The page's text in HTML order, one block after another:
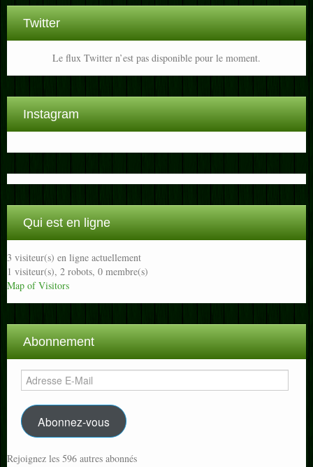
Twitter
Le flux Twitter n’est pas disponible pour le moment.
Instagram
Qui est en ligne
3 visiteur(s) en ligne actuellement
1 visiteur(s), 2 robots, 0 membre(s)
Map of Visitors
Abonnement
Adresse
E-
Mail
Abonnez-vous
Rejoignez les 596 autres abonnés